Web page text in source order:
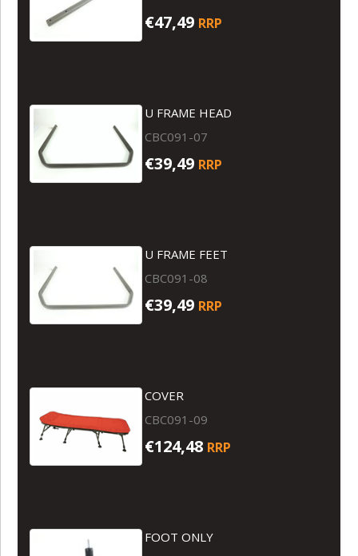
€47,49 RRP
U FRAME HEAD
CBC091-07
€39,49 RRP
U FRAME FEET
CBC091-08
€39,49 RRP
COVER
CBC091-09
€124,48 RRP
FOOT ONLY